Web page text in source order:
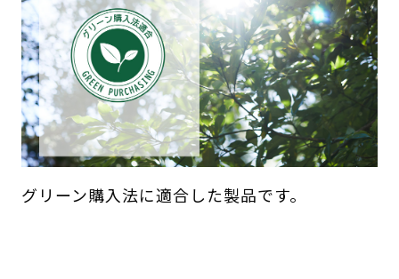
グリーン購入法に適合した製品です。